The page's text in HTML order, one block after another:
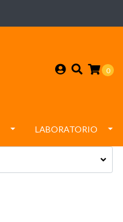
0
LABORATORIO